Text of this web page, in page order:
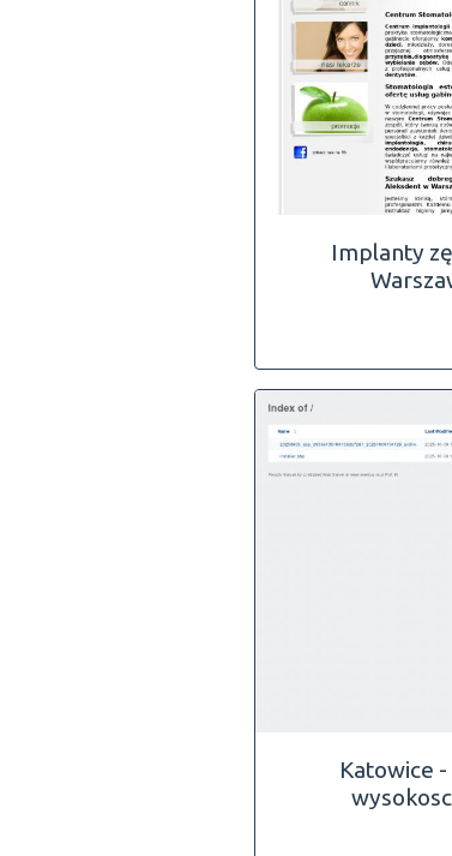
Implanty
Katowice